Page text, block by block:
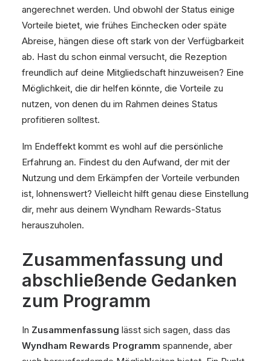
angerechnet werden. Und obwohl der Status einige
Vorteile bietet, wie frühes Einchecken oder späte
Abreise, hängen diese oft stark von der Verfügbarkeit
ab. Hast du schon einmal versucht, die Rezeption
freundlich auf deine Mitgliedschaft hinzuweisen? Eine
Möglichkeit, die dir helfen könnte, die Vorteile zu
nutzen, von denen du im Rahmen deines Status
profitieren solltest.
Im Endeffekt kommt es wohl auf die persönliche
Erfahrung an. Findest du den Aufwand, der mit der
Nutzung und dem Erkämpfen der Vorteile verbunden
ist, lohnenswert? Vielleicht hilft genau diese Einstellung
dir, mehr aus deinem Wyndham Rewards-Status
herauszuholen.
Zusammenfassung und
abschließende Gedanken
zum Programm
In Zusammenfassung lässt sich sagen, dass das
Wyndham Rewards Programm spannende, aber